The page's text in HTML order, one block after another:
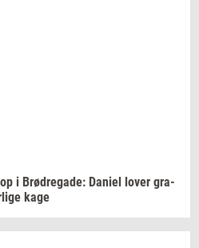
op i Brød­re­ga­de: Da­ni­el lover gra­
kage